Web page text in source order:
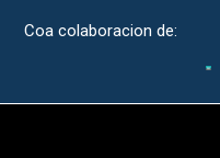
Coa colaboracion de: